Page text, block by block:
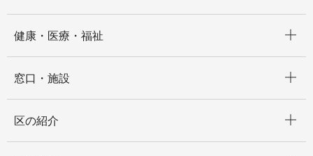
健康・医療・福祉
窓口・施設
区の紹介